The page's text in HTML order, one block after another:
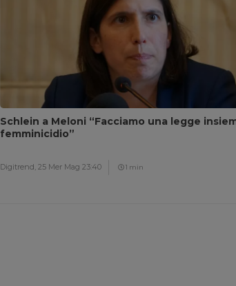
Schlein a Meloni “Facciamo una legge
femminicidio”
Digitrend, 25 Mer Mag 23:40 1 min